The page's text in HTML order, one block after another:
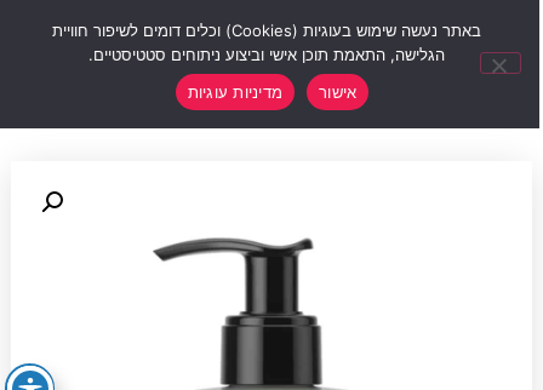
באתר נעשה שימוש בעוגיות (Cookies) וכלים דומים לשיפור חוויית
הגלישה, התאמת תוכן אישי וביצוע ניתוחים סטטיסטיים.
אישור
מדיניות עוגיות